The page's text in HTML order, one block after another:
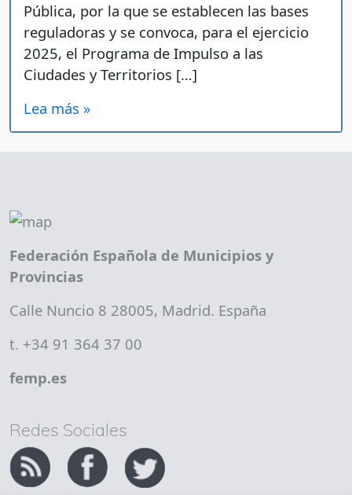
Pública, por la que se establecen las bases
reguladoras y se convoca, para el ejercicio
2025, el Programa de Impulso a las
Ciudades y Territorios […]
Lea más »
Federación Española de Municipios y
Provincias
Calle Nuncio 8 28005, Madrid. España
t. +34 91 364 37 00
femp.es
Redes Sociales